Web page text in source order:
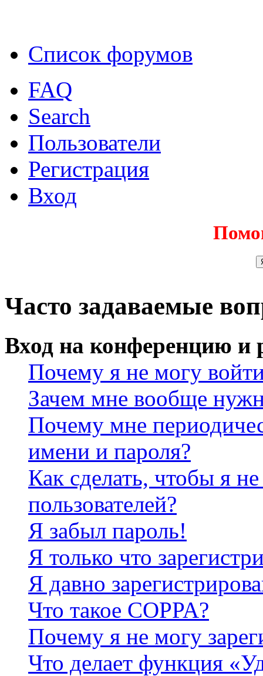
Список форумов
FAQ
Search
Пользователи
Регистрация
Вход
Часто задаваемые
Вход на конференцию и
Почему я не могу
Зачем мне вообще
Почему мне
имени и пароля?
Как сделать, чтобы я
пользователей?
Я забыл пароль!
Я только что
Я давно
Что такое COPPA?
Почему я не могу
Что делает функция